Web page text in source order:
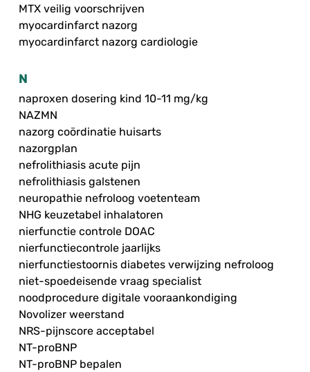
MTX veilig voorschrijven
myocardinfarct nazorg
myocardinfarct nazorg cardiologie
N
naproxen dosering kind 10-11 mg/kg
NAZMN
nazorg coördinatie huisarts
nazorgplan
nefrolithiasis acute pijn
nefrolithiasis galstenen
neuropathie nefroloog voetenteam
NHG keuzetabel inhalatoren
nierfunctie controle DOAC
nierfunctiecontrole jaarlijks
nierfunctiestoornis diabetes verwijzing nefroloog
niet-spoedeisende vraag specialist
noodprocedure digitale vooraankondiging
Novolizer weerstand
NRS-pijnscore acceptabel
NT-proBNP
NT-proBNP bepalen